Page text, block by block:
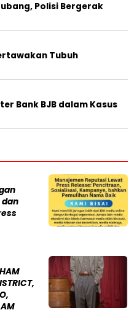
Polisi Bergerak
Tubuh
Bank BJB dalam Kasus
dan